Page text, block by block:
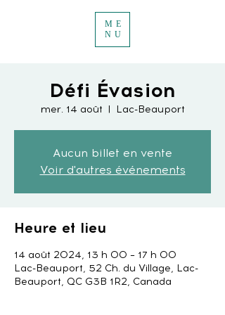
ME
NU
Défi Évasion
mer. 14 août
  |
Lac-Beauport
Aucun billet en vente
Voir d'autres événements
Heure et lieu
14 août 2024, 13 h 00 – 17 h 00
Lac-Beauport, 52 Ch. du Village, Lac-
Beauport, QC G3B 1R2, Canada